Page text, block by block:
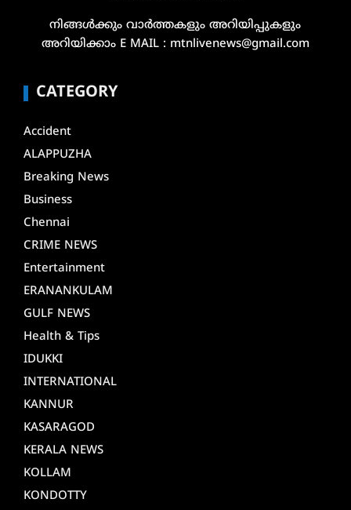
നിങ്ങൾക്കും വാർത്തകളും അറിയിപ്പുകളും
അറിയിക്കാം E MAIL : mtnlivenews@gmail.com
CATEGORY
Accident
ALAPPUZHA
Breaking News
Business
Chennai
CRIME NEWS
Entertainment
ERANANKULAM
GULF NEWS
Health & Tips
IDUKKI
INTERNATIONAL
KANNUR
KASARAGOD
KERALA NEWS
KOLLAM
KONDOTTY